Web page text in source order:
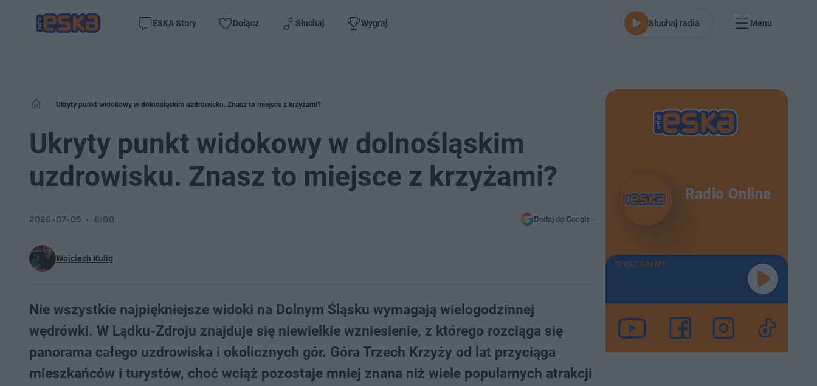
ESKA Story Dołącz Słuchaj Wygraj Słuchaj radia Menu
Ukryty punkt widokowy w dolnośląskim uzdrowisku. Znasz to miejsce z krzyżami?
Ukryty punkt widokowy w dolnośląskim
uzdrowisku. Znasz to miejsce z krzyżami?
Wojciech Kulig
2026-07-05 6:00 Dodaj do Google
Nie wszystkie najpiękniejsze widoki na Dolnym Śląsku wymagają wielogodzinnej
wędrówki. W Lądku-Zdroju znajduje się niewielkie wzniesienie, z którego rozciąga się
panorama całego uzdrowiska i okolicznych gór. Góra Trzech Krzyży od lat przyciąga
mieszkańców i turystów, choć wciąż pozostaje mniej znana niż wiele popularnych atrakcji
Radio Online
TERAZ GRAMY